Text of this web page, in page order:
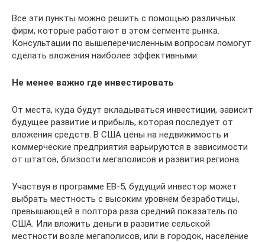
Все эти пункты можно решить с помощью различных
фирм, которые работают в этом сегменте рынка.
Консультации по вышеперечисленным вопросам помогут
сделать вложения наиболее эффективными.
Не менее важно где инвестировать
От места, куда будут вкладываться инвестиции, зависит
будущее развитие и прибыль, которая последует от
вложения средств. В США цены на недвижимость и
коммерческие предприятия варьируются в зависимости
от штатов, близости мегаполисов и развития региона.
Участвуя в программе ЕВ-5, будущий инвестор может
выбрать местность с высоким уровнем безработицы,
превышающей в полтора раза средний показатель по
США. Или вложить деньги в развитие сельской
местности возле мегаполисов, или в городок, население